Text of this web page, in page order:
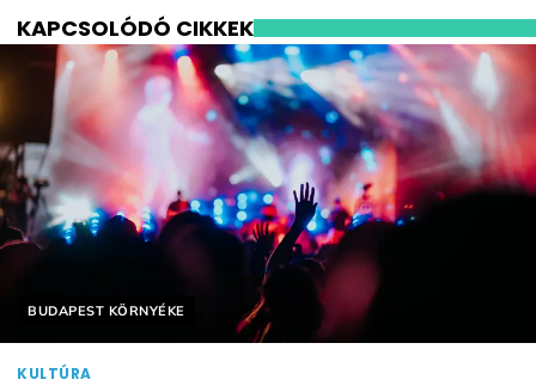
KAPCSOLÓDÓ CIKKEK
Helyszín címkék:
BUDAPEST KÖRNYÉKE
KULTÚRA